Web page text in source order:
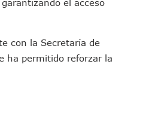
Una Familia
Meses: Coparmex
(VIDEOS)
Research Corporation
Vallarta
En Su Construcción
el acceso
con la Secretaría de
ha permitido reforzar la